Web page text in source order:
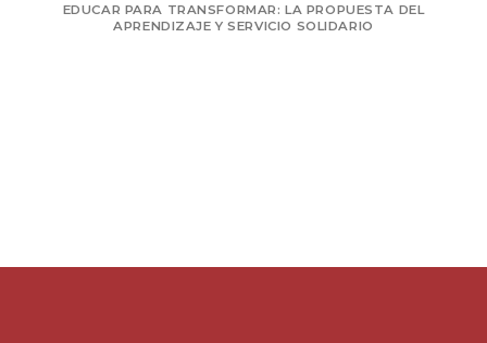
EDUCAR PARA TRANSFORMAR: LA PROPUESTA DEL
APRENDIZAJE Y SERVICIO SOLIDARIO